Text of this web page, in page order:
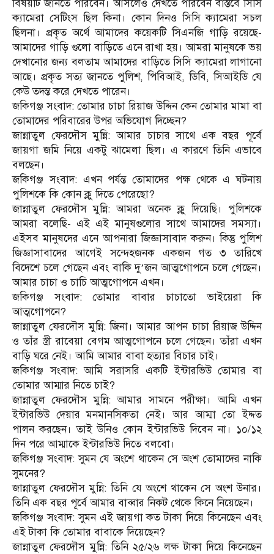
বিষয়টি জানতে পারবেন। আসলেও দেখতে পারবেন বাস্তবে সিসি
ক্যামেরা সেটিংস ছিল কিনা। কোন দিনও সিসি ক্যামেরা সচল
ছিলনা। প্রকৃত অর্থে আমাদের কয়েকটি সিএনজি গাড়ি রয়েছে-
আমাদের গাড়ি গুলো বাড়িতে এনে রাখা হয়। আমরা মানুষকে ভয়
দেখানোর জন্য বলতাম আমাদের বাড়িতে সিসি ক্যামেরা লাগানো
আছে। প্রকৃত সত্য জানতে পুলিশ, পিবিআই, ডিবি, সিআইডি যে
কেউ তদন্ত করে দেখতে পারেন।
জকিগঞ্জ সংবাদ: তোমার চাচা রিয়াজ উদ্দিন কেন তোমার মামা বা
তোমাদের পরিবারের উপর অভিযোগ দিচ্ছেন?
জান্নাতুল ফেরদৌস মুন্নি: আমার চাচার সাথে এক বছর পূর্বে
জায়গা জমি নিয়ে একটু ঝামেলা ছিল। এ কারণে তিনি এভাবে
বলছেন।
জকিগঞ্জ সংবাদ: এখন পর্যন্ত তোমাদের পক্ষ থেকে এ ঘটনায়
পুলিশকে কি কোন ক্লু দিতে পেরেছো?
জান্নাতুল ফেরদৌস মুন্নি: আমরা অনেক ক্লু দিয়েছি। পুলিশকে
আমরা বলেছি- এই এই মানুষগুলোর সাথে আমাদের সমস্যা।
এইসব মানুষদের এনে আপনারা জিজ্ঞাসাবাদ করুন। কিন্তু পুলিশ
জিজ্ঞাসাবাদের আগেই সন্দেহজনক একজন গত ৩ তারিখে
বিদেশে চলে গেছেন এবং বাকি দু’জন আত্মগোপনে চলে গেছেন।
আমার চাচা ও চাচি আত্মগোপনে এখন।
জকিগঞ্জ সংবাদ: তোমার বাবার চাচাতো ভাইয়েরা কি
আত্মগোপনে?
জান্নাতুল ফেরদৌস মুন্নি: জিনা। আমার আপন চাচা রিয়াজ উদ্দিন
ও তাঁর স্ত্রী রাবেয়া বেগম আত্মগোপনে চলে গেছেন। তাঁরা এখন
বাড়ি ঘরে নেই। আমি আমার বাবা হত্যার বিচার চাই।
জকিগঞ্জ সংবাদ: আমি সরাসরি একটি ইন্টারভিউ তোমার বা
তোমার আম্মার নিতে চাই?
জান্নাতুল ফেরদৌস মুন্নি: আমার সামনে পরীক্ষা। আমি এখন
ইন্টারভিউ দেয়ার মনমানসিকতা নেই। আর আম্মা তো ইদ্দত
পালন করছেন। তাই উনিও কোন ইন্টারভিউ দিবেন না। ১০/১২
দিন পরে আম্মাকে ইন্টারভিউ দিতে বলবো।
জকিগঞ্জ সংবাদ: সুমন যে অংশে থাকেন সে অংশ তোমাদের নাকি
সুমনের?
জান্নাতুল ফেরদৌস মুন্নি: তিনি যে অংশে থাকেন সে অংশ উনার।
তিনি এক বছর পূর্বে আমার বাব্বার নিকট থেকে কিনে নিয়েছেন।
জকিগঞ্জ সংবাদ: সুমন এই জায়গা কত টাকা দিয়ে কিনেছেন এবং
এই টাকা কি তোমার বাবাকে দিয়েছেন?
জান্নাতুল ফেরদৌস মুন্নি: তিনি ২৫/২৬ লক্ষ টাকা দিয়ে কিনেছেন